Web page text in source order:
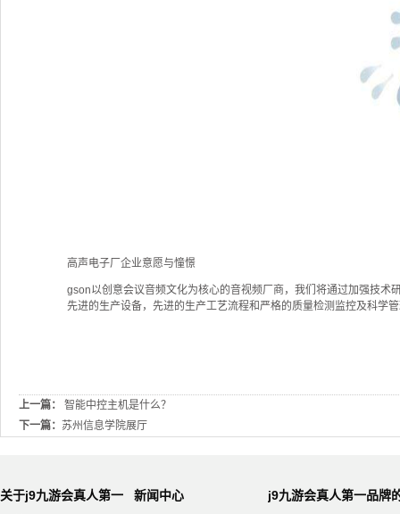
高声电子厂企业意愿与憧憬
gson以创意会议音频文化为核心的音视频厂商，我们将通过加强技
先进的生产设备，先进的生产工艺流程和严格的质量检测监控及科学
上一篇：
智能中控主机是什么？
下一篇： 苏州信息学院展厅
关于j9九游会真人第一
新闻中心
j9九游会真人第一品牌